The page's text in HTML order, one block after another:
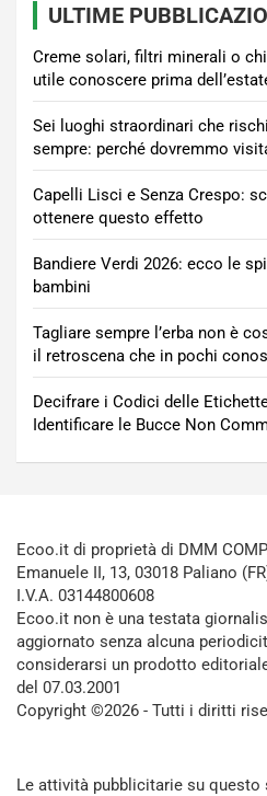
ULTIME
Creme solari, filtri minerali o
utile conoscere prima
Sei luoghi straordinari che
sempre: perché dovremmo
Capelli Lisci e Senza Crespo:
ottenere questo effetto
Bandiere Verdi 2026: ecco le
bambini
Tagliare sempre l’erba non è
il retroscena che in pochi
Decifrare i Codici delle
Identificare le Bucce Non
Ecoo.it di proprietà di DMM
Emanuele II, 13, 03018 Paliano
I.V.A. 03144800608
Ecoo.it non è una testata
aggiornato senza alcuna
considerarsi un prodotto
del 07.03.2001
Copyright ©2026 - Tutti i diritti
Le attività pubblicitarie su